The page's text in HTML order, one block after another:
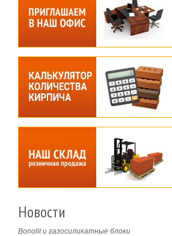
Новости
Bonolit и газосиликатные блоки